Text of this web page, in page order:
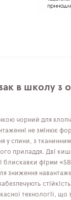
в школу з
чорний для
не змінює
у спини, з
приладдя. Дві
блискавки фірми
зниження
технології, що